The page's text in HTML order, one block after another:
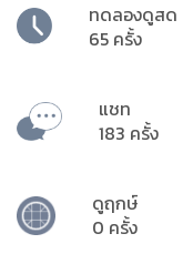
ทดลองดูสด
65 ครั้ง
แชท
183 ครั้ง
ดูฤกษ์
0 ครั้ง